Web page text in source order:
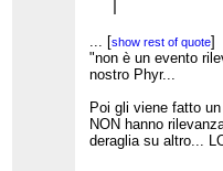
dedicata ad un
(all'epoca gli
di una voce
metropolitana
l'assurdità
"Magic:
volte il varo del
Harry and
questo sono
lascerei, ma
l'omicidio di
rimosso il
(qui) e
edit, che in un
...[show rest of
[show rest of quote]
"non è un evento
nostro Phyr...
Poi gli viene fatto
NON hanno
deraglia su altro...